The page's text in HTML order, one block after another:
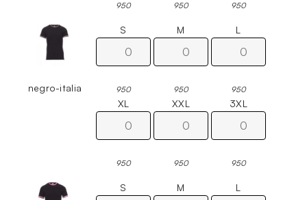
950 950 950
negro-italia
S
950
M
950
L
950
XL
950
XXL
950
3XL
950
S M L